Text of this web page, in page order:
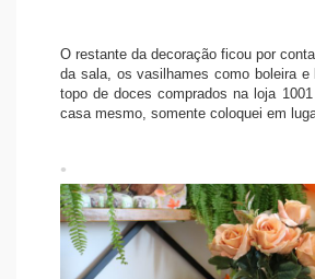
O restante da decoração ficou por
da sala, os vasilhames como boleira
topo de doces comprados na loja
casa mesmo, somente coloquei em